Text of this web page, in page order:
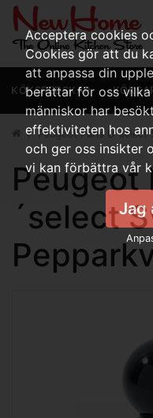
KÖKSREDSKAP
Peugeot Paris U´select
Peugeot
´select
Acceptera cookies
Cookies gör att du
att anpassa din
berättar för oss
människor har
effektiviteten hos
och ger oss insikter
vi kan förbättra vår
Jag